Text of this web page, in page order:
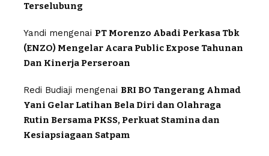
Terselubung
Yandi mengenai PT Morenzo Abadi Perkasa Tbk
(ENZO) Mengelar Acara Public Expose Tahunan
Dan Kinerja Perseroan
Redi Budiaji mengenai BRI BO Tangerang Ahmad
Yani Gelar Latihan Bela Diri dan Olahraga
Rutin Bersama PKSS, Perkuat Stamina dan
Kesiapsiagaan Satpam